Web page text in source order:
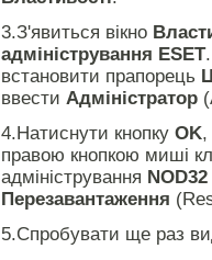
3.З'явиться вікно
адміністрування ESET
встановити прапорець
ввести Адміністратор
4.Натиснути кнопку OK,
правою кнопкою миші
адміністрування NOD32
Перезавантаження
5.Спробувати ще раз